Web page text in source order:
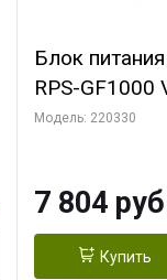
Блок
RPS-GF1000 V5 ATX 1000W
Full Modular,
Модель: 220330
7 804
Купить